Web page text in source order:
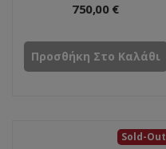
750,00 €
Προσθήκη Στο Καλάθι
Sold-Out